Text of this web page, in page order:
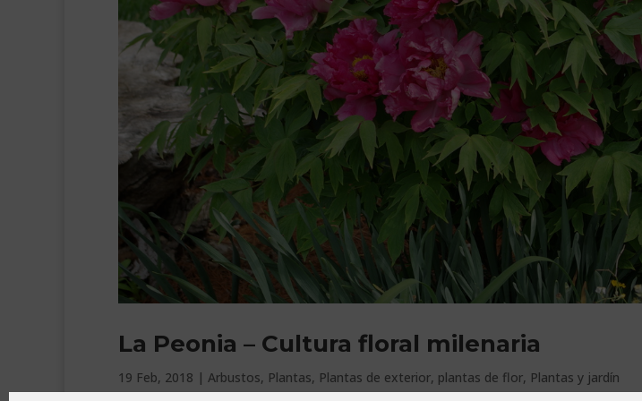
La Peonia – Cultura floral milenaria
19 Feb, 2018 | Arbustos, Plantas, Plantas de exterior, plantas de flor, Plantas y jardín